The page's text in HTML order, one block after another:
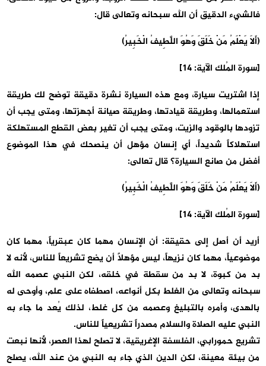
فالشيء الدقيق أن الله سبحانه وتعالى قال:
(أَلَا يَعْلَمُ مَنْ خَلَقَ وَهُوَ اللَّطِيفُ الْخَبِيرُ)
[سورة المُلك الآية: 14]
إذا اشتريت سيارة، ومع هذه السيارة نشرة دقيقة توضح لك طريقة
استعمالها، وطريقة قيادتها، وطريقة صيانة أجهزتها، ومتى يجب أن
تزودها بالوقود والزيت، ومتى يجب أن تغير بعض القطع المستهلكة
استهلاكاً شديداً، أي إنسان مؤهل أن ينصحك في هذا الموضوع
أفضل من صانع السيارة؟ قال تعالى:
(أَلَا يَعْلَمُ مَنْ خَلَقَ وَهُوَ اللَّطِيفُ الْخَبِيرُ)
[سورة المُلك الآية: 14]
أريد أن أصل إلى حقيقة: أن الإنسان مهما كان عبقرياً، مهما كان
موضوعياً، مهما كان نزيهاً، ليس مؤهلاً أن يضع تشريعاً للناس، لأنه لا
بد من كبوة، لا بد من سقطة في خلقه، لكن النبي عصمه الله
سبحانه وتعالى من الغلط بكل أنواعه، اصطفاه على علم، وأوحى له
بالهدى، وأمره بالتبليغ وعصمه من كل غلط، لذلك يُعد ما جاء به
النبي عليه الصلاة والسلام مصدراً تشريعياً للناس.
تشريع حمورابي، الفلسفة الإغريقية، لا تصلح لهذا العصر، لأنها نبعت
من بيئة معينة، لكن الدين الذي جاء به النبي من عند الله، يصلح